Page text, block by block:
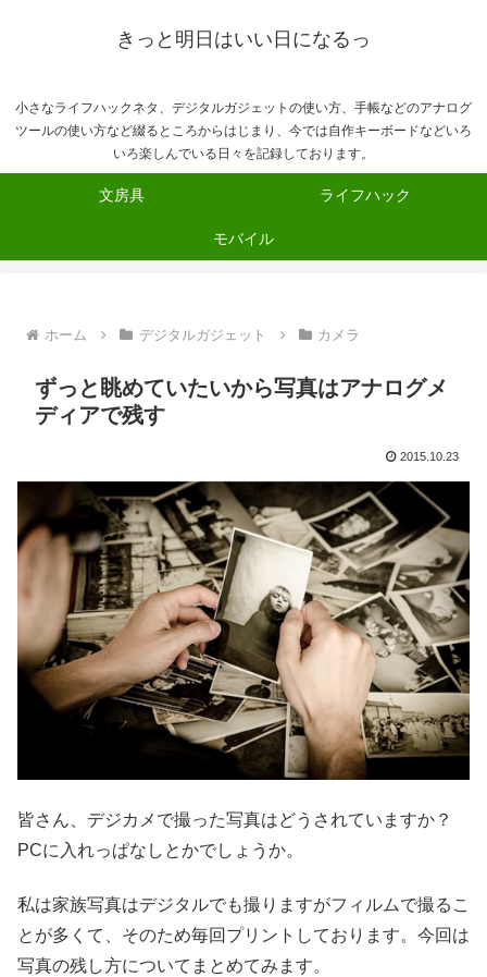
きっと明日はいい日になるっ
小さなライフハックネタ、デジタルガジェットの使い方、手帳などのアナログ
ツールの使い方など綴るところからはじまり、今では自作キーボードなどいろ
いろ楽しんでいる日々を記録しております。
文房具 ライフハック
モバイル
ホーム デジタルガジェット カメラ
ずっと眺めていたいから写真はアナログメ
ディアで残す
2015.10.23
皆さん、デジカメで撮った写真はどうされていますか？
PCに入れっぱなしとかでしょうか。
私は家族写真はデジタルでも撮りますがフィルムで撮るこ
とが多くて、そのため毎回プリントしております。今回は
写真の残し方についてまとめてみます。